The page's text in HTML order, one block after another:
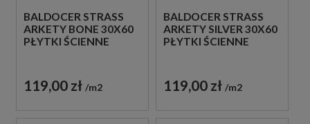
BALDOCER STRASS
ARKETY BONE 30X60
PŁYTKI ŚCIENNE
119,00 zł m2
BALDOCER STRASS
ARKETY SILVER 30X60
PŁYTKI ŚCIENNE
119,00 zł m2